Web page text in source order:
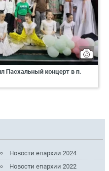
Пасхальный концерт в п.
Новости епархии 2024
Новости епархии 2022